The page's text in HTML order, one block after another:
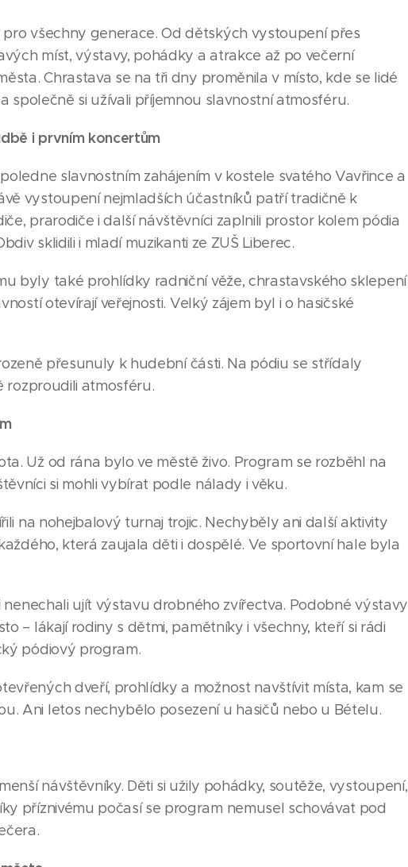
všechny generace. Od dětských vystoupení přes
míst, výstavy, pohádky a atrakce až po večerní
Chrastava se na tři dny proměnila v místo, kde se lidé
společně si užívali příjemnou slavnostní atmosféru.
i prvním koncertům
slavnostním zahájením v kostele svatého Vavřince a
vystoupení nejmladších účastníků patří tradičně k
prarodiče i další návštěvníci zaplnili prostor kolem pódia
sklidili i mladí muzikanti ze ZUŠ Liberec.
byly také prohlídky radniční věže, chrastavského sklepení
otevírají veřejnosti. Velký zájem byl i o hasičské
přesunuly k hudební části. Na pódiu se střídaly
rozproudili atmosféru.
Už od rána bylo ve městě živo. Program se rozběhl na
si mohli vybírat podle nálady i věku.
na nohejbalový turnaj trojic. Nechyběly ani další aktivity
která zaujala děti i dospělé. Ve sportovní hale byla
nenechali ujít výstavu drobného zvířectva. Podobné výstavy
– lákají rodiny s dětmi, pamětníky i všechny, kteří si rádi
pódiový program.
dveří, prohlídky a možnost navštívit místa, kam se
Ani letos nechybělo posezení u hasičů nebo u Bételu.
návštěvníky. Děti si užily pohádky, soutěže, vystoupení,
příznivému počasí se program nemusel schovávat pod